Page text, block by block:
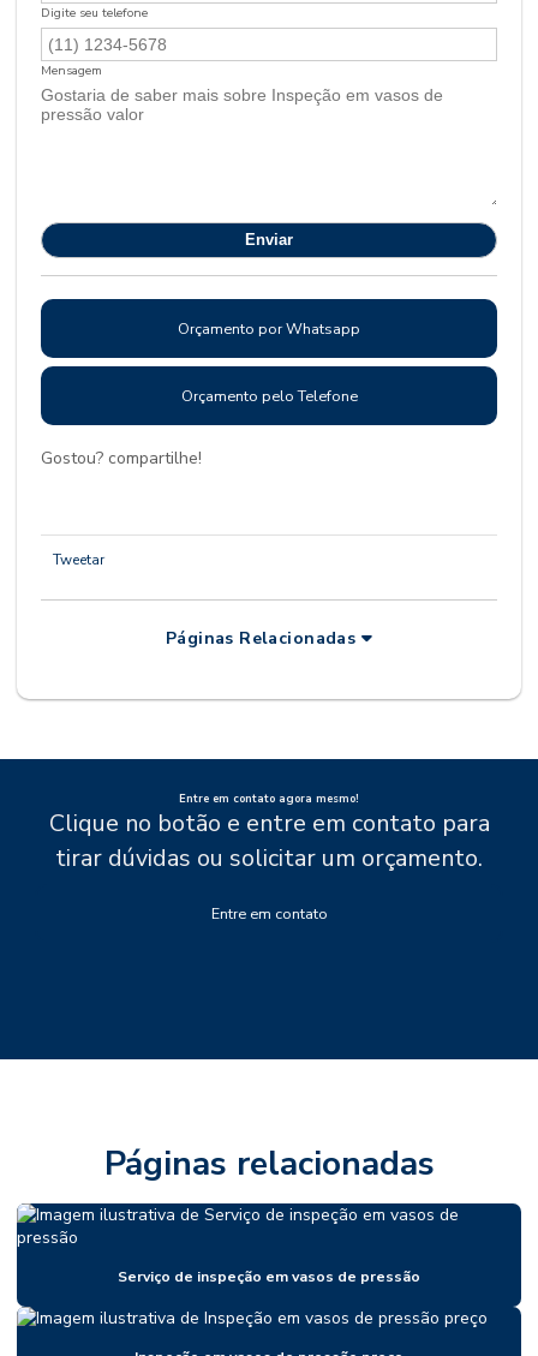
Digite seu telefone
Mensagem
Orçamento por Whatsapp
Orçamento pelo Telefone
Gostou? compartilhe!
Tweetar
Páginas Relacionadas
Entre em contato agora mesmo!
Clique no botão e entre em contato para
tirar dúvidas ou solicitar um orçamento.
Entre em contato
Páginas relacionadas
Serviço de inspeção em vasos de pressão